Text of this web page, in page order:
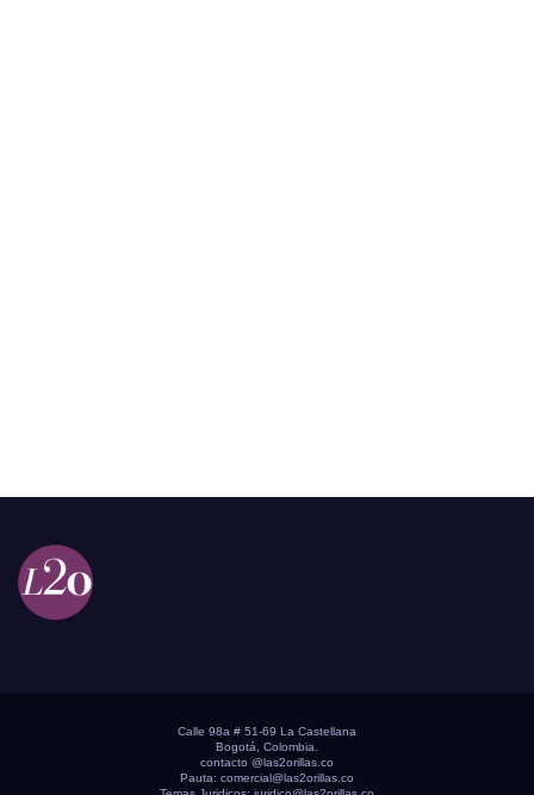
Calle 98a # 51-69 La Castellana
Bogotá, Colombia.
contacto @las2orillas.co
Pauta: comercial@las2orillas.co